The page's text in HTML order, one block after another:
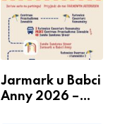
Jarmark u Babci
Anny 2026 –